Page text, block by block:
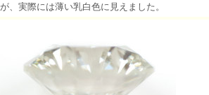
が、実際には薄い乳白色に見えました。